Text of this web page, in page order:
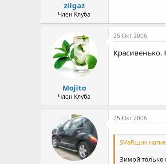
zilgaz
Член Клуба
Mojito
Член Клуба
25 Окт 2006
Красивенько.
25 Окт 2006
SVаRщик
Зимой только